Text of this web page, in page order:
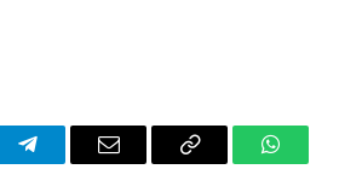
TelegramEmail
Copy